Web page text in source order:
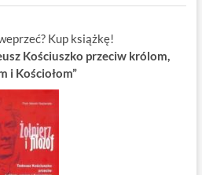
Kup książkę!
Kościuszko przeciw królom,
i Kościołom”